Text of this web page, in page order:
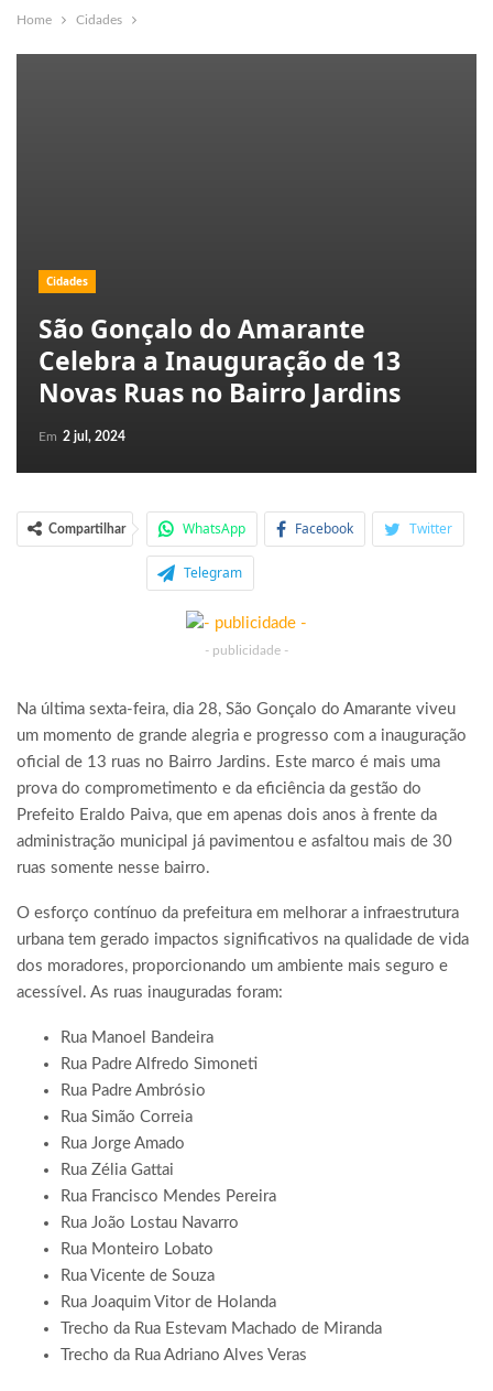
Home Cidades
Cidades
São Gonçalo do Amarante
Celebra a Inauguração de 13
Novas Ruas no Bairro Jardins
Em 2 jul, 2024
Compartilhar WhatsApp Facebook Twitter
Telegram
- publicidade -
Na última sexta-feira, dia 28, São Gonçalo do Amarante viveu
um momento de grande alegria e progresso com a inauguração
oficial de 13 ruas no Bairro Jardins. Este marco é mais uma
prova do comprometimento e da eficiência da gestão do
Prefeito Eraldo Paiva, que em apenas dois anos à frente da
administração municipal já pavimentou e asfaltou mais de 30
ruas somente nesse bairro.
O esforço contínuo da prefeitura em melhorar a infraestrutura
urbana tem gerado impactos significativos na qualidade de vida
dos moradores, proporcionando um ambiente mais seguro e
acessível. As ruas inauguradas foram:
Rua Manoel Bandeira
Rua Padre Alfredo Simoneti
Rua Padre Ambrósio
Rua Simão Correia
Rua Jorge Amado
Rua Zélia Gattai
Rua Francisco Mendes Pereira
Rua João Lostau Navarro
Rua Monteiro Lobato
Rua Vicente de Souza
Rua Joaquim Vitor de Holanda
Trecho da Rua Estevam Machado de Miranda
Trecho da Rua Adriano Alves Veras